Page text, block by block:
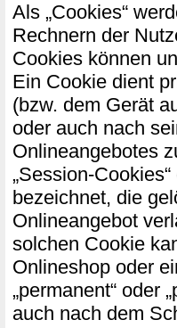
Als „Cookies“
Rechnern der
Cookies können
Ein Cookie dient
(bzw. dem Gerät
oder auch nach
Onlineangebotes
„Session-
bezeichnet, die
Onlineangebot
solchen Cookie
Onlineshop oder
„permanent“ oder
auch nach dem